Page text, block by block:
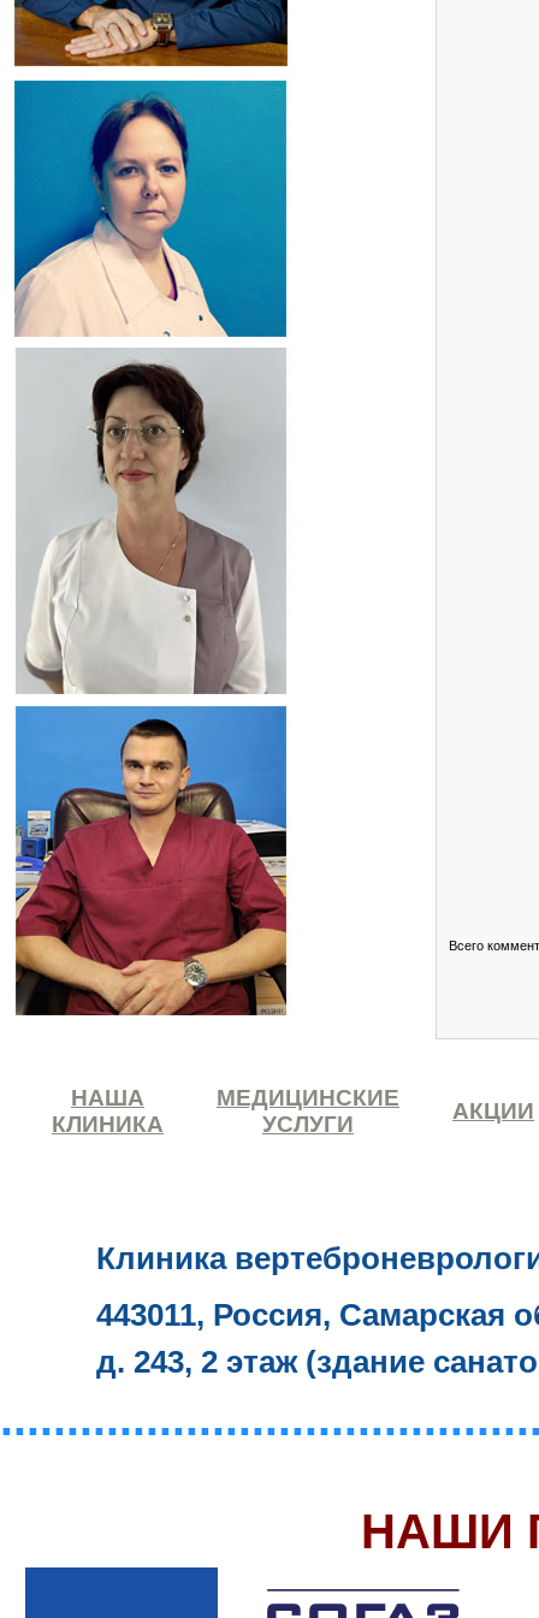
Всего
НАША
КЛИНИКА
МЕДИЦИНСКИЕ
УСЛУГИ
АКЦИИ
Клиника
443011, Россия, Самарская
д. 243, 2 этаж (здание
НАШИ